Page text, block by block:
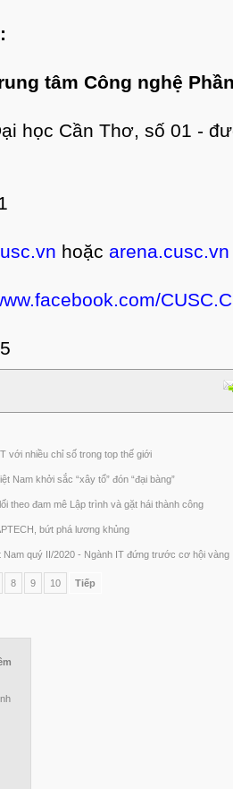
tâm Công nghệ
học Cần Thơ, số 01 -
hoặc arena.cusc.vn
với nhiều chỉ số trong top thế giới
Nam khởi sắc “xây tổ” đón “đại bàng”
theo đam mê Lập trình và gặt hái thành công
bứt phá lương khủng
Nam quý II/2020 - Ngành IT đứng trước cơ hội vàng
8 9 10 Tiếp